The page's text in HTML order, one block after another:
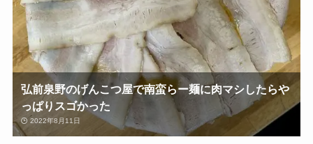
弘前泉野のげんこつ屋で南蛮らー麺に肉マシしたらや
っぱりスゴかった
2022年8月11日